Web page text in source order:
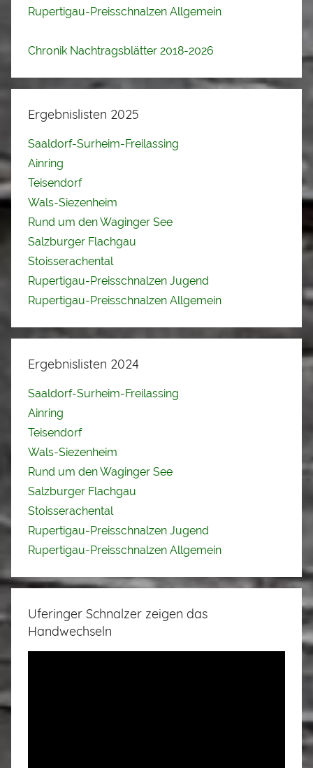
Rupertigau-Preisschnalzen Allgemein
Chronik Nachtragsblätter 2018-2026
Ergebnislisten 2025
Saaldorf-Surheim-Freilassing
Ainring
Teisendorf
Wals-Siezenheim
Rund um den Waginger See
Salzburger Flachgau
Stoisserachental
Rupertigau-Preisschnalzen Jugend
Rupertigau-Preisschnalzen Allgemein
Ergebnislisten 2024
Saaldorf-Surheim-Freilassing
Ainring
Teisendorf
Wals-Siezenheim
Rund um den Waginger See
Salzburger Flachgau
Stoisserachental
Rupertigau-Preisschnalzen Jugend
Rupertigau-Preisschnalzen Allgemein
Uferinger Schnalzer zeigen das
Handwechseln